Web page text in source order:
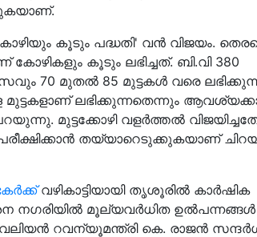
കോഴിയും കൂടും പദ്ധതി' വൻ വിജയം.
കൂടും ലഭിച്ചത്. ബി.വി 380
70 മുതല്‍ 85 മുട്ടകള്‍ വരെ
ലഭിക്കുന്നതെന്നും
മുട്ടക്കോഴി വളര്‍ത്തല്‍
തയ്യാറെടുക്കുകയാണ്
വഴികാട്ടിയായി തൃശൂരിൽ കാർഷിക
നഗരിയിൽ മൂല്യവർധിത ഉൽപന്നങ്ങൾ
റവന്യൂമന്ത്രി കെ. രാജൻ